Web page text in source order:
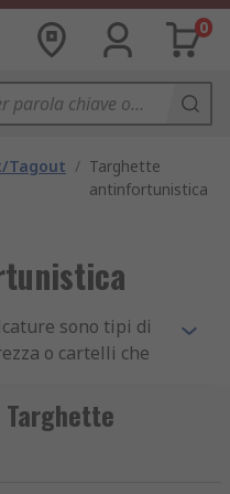
0
Tagout / Targhette
antinfortunistica
sono tipi di
o cartelli che
e quindi
per scale
delle scale e